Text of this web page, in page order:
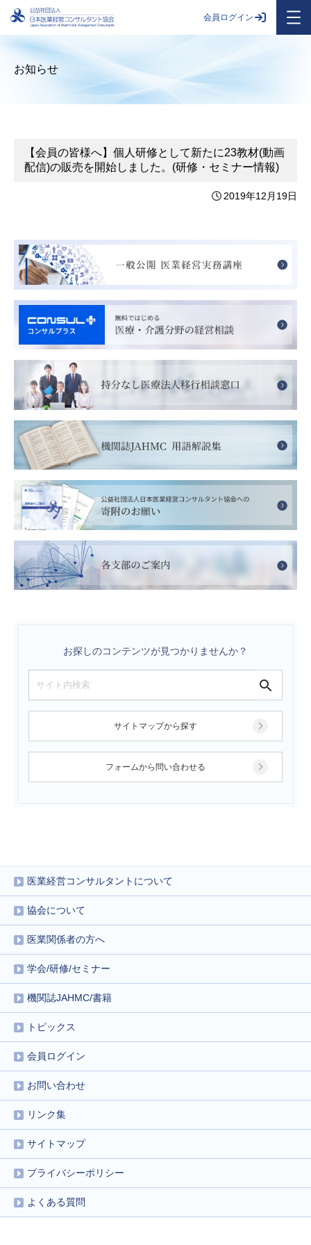
会員ログイン
お知らせ
【会員の皆様へ】個人研修として新たに23教材(動画
配信)の販売を開始しました。(研修・セミナー情報)
2019年12月19日
お探しのコンテンツが見つかりませんか？
サイトマップから探す
フォームから問い合わせる
医業経営コンサルタントについて
協会について
医業関係者の方へ
学会/研修/セミナー
機関誌JAHMC/書籍
トピックス
会員ログイン
お問い合わせ
リンク集
サイトマップ
プライバシーポリシー
よくある質問